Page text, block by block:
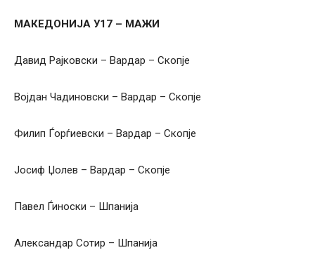
МАКЕДОНИЈА У17 – МАЖИ
Давид Рајковски – Вардар – Скопје
Војдан Чадиновски – Вардар – Скопје
Филип Ѓорѓиевски – Вардар – Скопје
Јосиф Џолев – Вардар – Скопје
Павел Ѓиноски – Шпанија
Александар Сотир – Шпанија